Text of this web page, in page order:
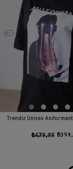
Trendiz Unisex
₺479,99